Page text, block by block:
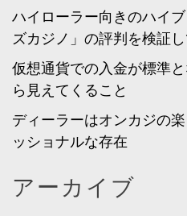
ハイローラー向きのハイ
ズカジノ」の評判を検証
仮想通貨での入金が標準
ら見えてくること
ディーラーはオンカジの
ッショナルな存在
アーカイブ